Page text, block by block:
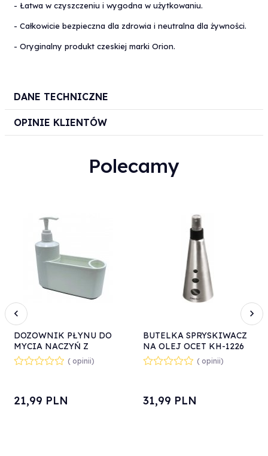
- Łatwa w czyszczeniu i wygodna w użytkowaniu.
- Całkowicie bezpieczna dla zdrowia i neutralna dla żywności.
- Oryginalny produkt czeskiej marki Orion.
DANE TECHNICZNE
OPINIE KLIENTÓW
Polecamy
DOZOWNIK PŁYNU DO
MYCIA NACZYŃ Z
POJEMNIKIEM BIAŁY
( opinii)
21,99 PLN
BUTELKA SPRYSKIWACZ
NA OLEJ OCET KH-1226
( opinii)
31,99 PLN